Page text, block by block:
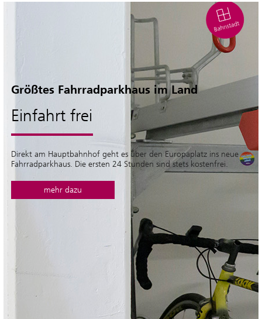
Größtes Fahrradparkhaus im Land
Einfahrt frei
Direkt am Hauptbahnhof geht es über den Europaplatz ins neue
Fahrradparkhaus. Die ersten 24 Stunden sind stets kostenfrei.
mehr dazu